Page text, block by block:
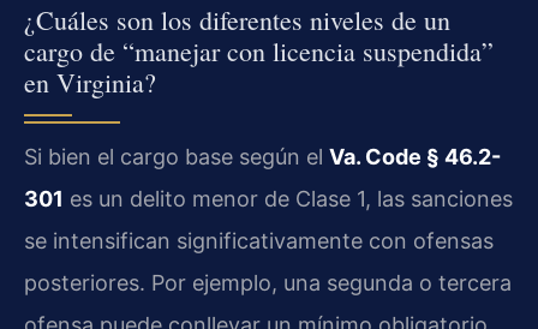
¿Cuáles son los diferentes niveles de un
cargo de “manejar con licencia suspendida”
en Virginia?
Si bien el cargo base según el Va. Code § 46.2-
301 es un delito menor de Clase 1, las sanciones
se intensifican significativamente con ofensas
posteriores. Por ejemplo, una segunda o tercera